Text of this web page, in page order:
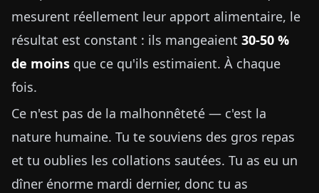
mesurent réellement leur apport alimentaire, le
résultat est constant : ils mangeaient 30-50 %
de moins que ce qu'ils estimaient. À chaque
fois.
Ce n'est pas de la malhonnêteté — c'est la
nature humaine. Tu te souviens des gros repas
et tu oublies les collations sautées. Tu as eu un
dîner énorme mardi dernier, donc tu as